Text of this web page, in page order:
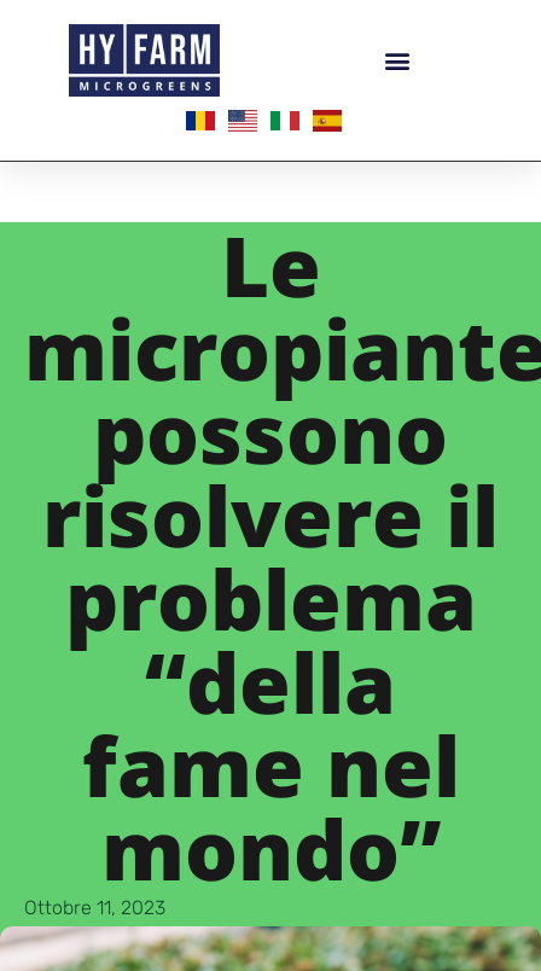
Le
possono
risolvere il
problema
“della
fame nel
mondo”
Ottobre 11, 2023